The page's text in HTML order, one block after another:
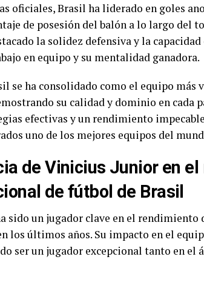
oficiales, Brasil ha liderado en goles
de posesión del balón a lo largo del
la solidez defensiva y la
en equipo y su mentalidad ganadora.
se ha consolidado como el equipo más
su calidad y dominio en cada
efectivas y un rendimiento
uno de los mejores equipos del
de Vinicius Junior en el
de fútbol de Brasil
sido un jugador clave en el rendimiento
los últimos años. Su impacto en el
ser un jugador excepcional tanto en el